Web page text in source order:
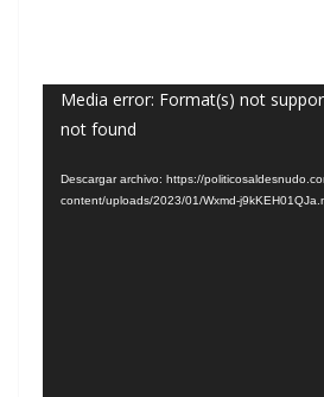
Reproductor
de
Media error: Format(s) not
not found
Descargar archivo: https://
content/uploads/2023/01/Wxmd-